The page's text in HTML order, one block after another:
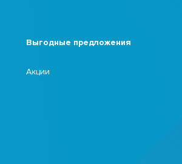
Выгодные предложения
Акции